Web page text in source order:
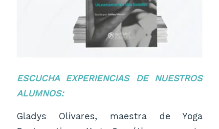
ESCUCHA EXPERIENCIAS DE NUESTROS
ALUMNOS:
Gladys Olivares, maestra de Yoga